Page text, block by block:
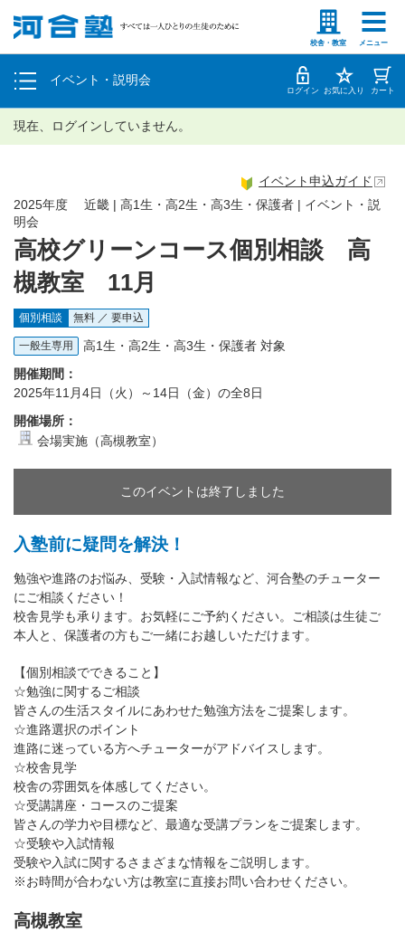
校舎・教室 メニュー
塾生の方 高等学校の先生
イベント・説明会
個別相談
体験授業 ログイン お気に入り カート
現在、ログインしていません。
高校グリーンコース個別相談 高
槻教室 11月
2025年度 近畿 | 高1生・高2生・高3生・保護者 | イベント・説
明会
イベント申込ガイド
個別相談 無料 ／ 要申込
一般生専用
高1生・高2生・高3生・保護者 対象
開催期間：
2025年11月4日（火）～14日（金）の全8日
開催場所：
会場実施（高槻教室）
このイベントは終了しました
入塾前に疑問を解決！
勉強や進路のお悩み、受験・入試情報など、河合塾のチューター
にご相談ください！
校舎見学も承ります。お気軽にご予約ください。ご相談は生徒ご
本人と、保護者の方もご一緒にお越しいただけます。
【個別相談でできること】
☆勉強に関するご相談
皆さんの生活スタイルにあわせた勉強方法をご提案します。
☆進路選択のポイント
進路に迷っている方へチューターがアドバイスします。
☆校舎見学
校舎の雰囲気を体感してください。
☆受講講座・コースのご提案
皆さんの学力や目標など、最適な受講プランをご提案します。
☆受験や入試情報
受験や入試に関するさまざまな情報をご説明します。
※お時間が合わない方は教室に直接お問い合わせください。
高槻教室